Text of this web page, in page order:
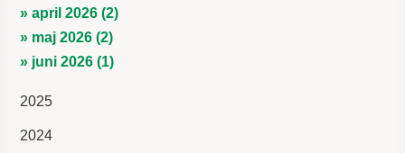
» april 2026 (2)
» maj 2026 (2)
» juni 2026 (1)
2025
2024